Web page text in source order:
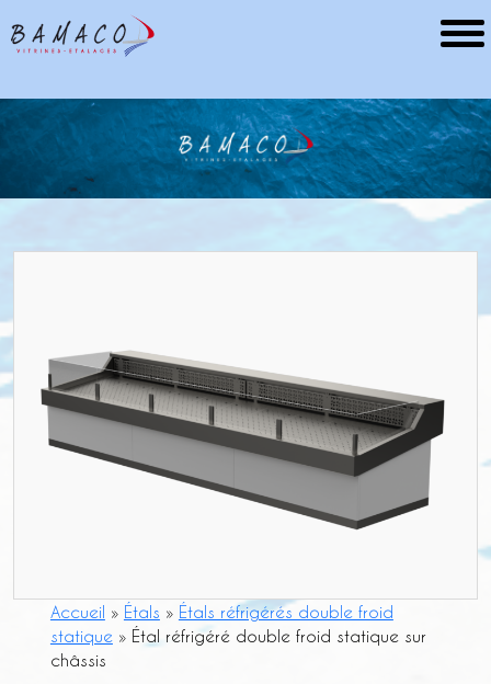
Accueil » Étals » Étals réfrigérés double froid
statique» Étal réfrigéré double froid statique sur
châssis